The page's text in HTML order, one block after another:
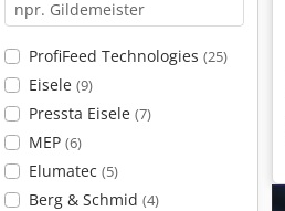
ProfiFeed Technologies (25)
Eisele (9)
Pressta Eisele (7)
MEP (6)
Elumatec (5)
Berg & Schmid (4)